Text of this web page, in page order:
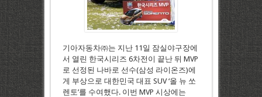
기아자동차㈜는 지난 11일 잠실야구장에
서 열린 한국시리즈 6차전이 끝난 뒤 MVP
로 선정된 나바로 선수(삼성 라이온즈)에
게 부상으로 대한민국 대표 SUV ‘올 뉴 쏘
렌토’를 수여했다. 이번 MVP 시상에는